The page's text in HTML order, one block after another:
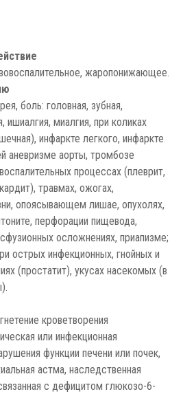
жаропонижающее.
боль: головная, зубная,
ишиалгия, миалгия, при коликах
инфаркте легкого, инфаркте
аневризме аорты, тромбозе
процессах (плеврит,
травмах, ожогах,
опоясывающем лишае, опухолях,
перфорации пищевода,
осложнениях, приапизме;
острых инфекционных, гнойных и
(простатит), укусах насекомых (в
кроветворения
или инфекционная
функции печени или почек,
астма, наследственная
с дефицитом глюкозо-6-